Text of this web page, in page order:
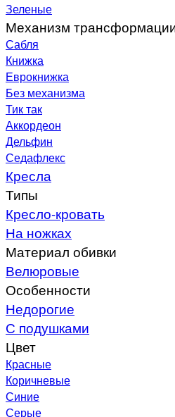
Зеленые
Механизм
Сабля
Книжка
Еврокнижка
Без механизма
Тик так
Аккордеон
Дельфин
Седафлекс
Кресла
Типы
Кресло-кровать
На ножках
Материал обивки
Велюровые
Особенности
Недорогие
С подушками
Цвет
Красные
Коричневые
Синие
Серые